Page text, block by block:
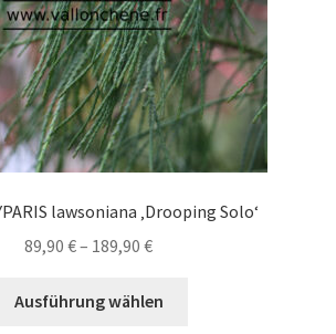
lawsoniana ‚Drooping Solo‘
89,90 €– 189,90 €Preisspanne:
bis
Ausführung wählen